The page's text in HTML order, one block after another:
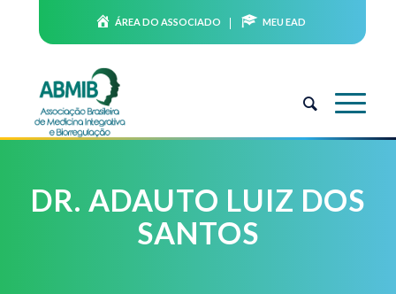
ÁREA DO ASSOCIADO MEU EAD
DR. ADAUTO LUIZ DOS
SANTOS